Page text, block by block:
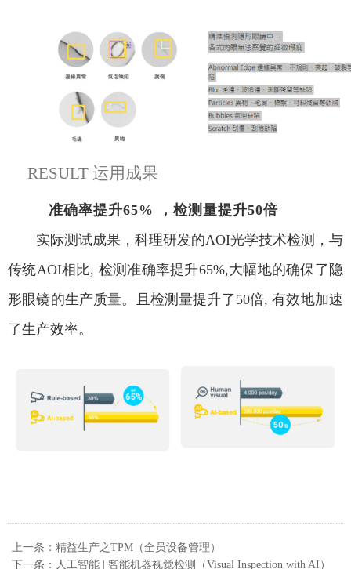
RESULT 运用成果
准确率提升65% ，检测量提升50倍
实际测试成果，科理研发的AOI光学技术检测，与
传统AOI相比, 检测准确率提升65%,大幅地的确保了隐
形眼镜的生产质量。且检测量提升了50倍, 有效地加速
了生产效率。
上一条：精益生产之TPM（全员设备管理）
下一条：人工智能 | 智能机器视觉检测（Visual Inspection with AI）